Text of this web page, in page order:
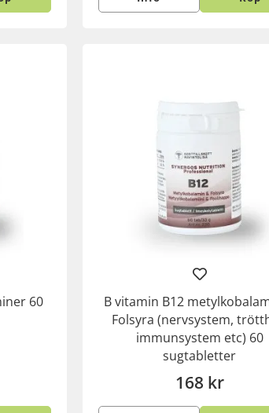
60
B vitamin B12
Folsyra (nervsystem,
immunsystem etc) 60
sugtabletter
168 kr